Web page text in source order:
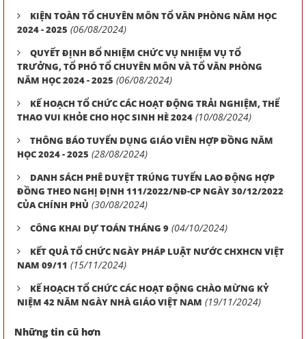
KIỆN TOÀN TỔ CHUYÊN MÔN TỔ VĂN PHÒNG NĂM HỌC
2024 - 2025 (06/08/2024)
QUYẾT ĐỊNH BỔ NHIỆM CHỨC VỤ NHIỆM VỤ TỔ
TRƯỞNG, TỔ PHÓ TỔ CHUYÊN MÔN VÀ TỔ VĂN PHÒNG
NĂM HỌC 2024 - 2025 (06/08/2024)
KẾ HOẠCH TỔ CHỨC CÁC HOẠT ĐỘNG TRẢI NGHIỆM, THỂ
THAO VUI KHỎE CHO HỌC SINH HÈ 2024 (10/08/2024)
THÔNG BÁO TUYỂN DỤNG GIÁO VIÊN HỢP ĐỒNG NĂM
HỌC 2024 - 2025 (28/08/2024)
DANH SÁCH PHÊ DUYỆT TRÚNG TUYỂN LAO ĐỘNG HỢP
ĐỒNG THEO NGHỊ ĐỊNH 111/2022/NĐ-CP NGÀY 30/12/2022
CỦA CHÍNH PHỦ (30/08/2024)
CÔNG KHAI DỰ TOÁN THÁNG 9 (04/10/2024)
KẾT QUẢ TỔ CHỨC NGÀY PHÁP LUẬT NƯỚC CHXHCN VIỆT
NAM 09/11 (15/11/2024)
KẾ HOẠCH TỔ CHỨC CÁC HOẠT ĐỘNG CHÀO MỪNG KỶ
NIỆM 42 NĂM NGÀY NHÀ GIÁO VIỆT NAM (19/11/2024)
Những tin cũ hơn